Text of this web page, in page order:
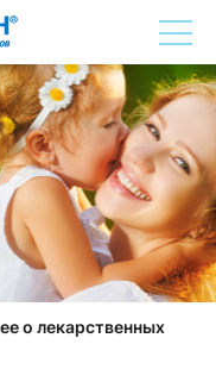
о лекарственных